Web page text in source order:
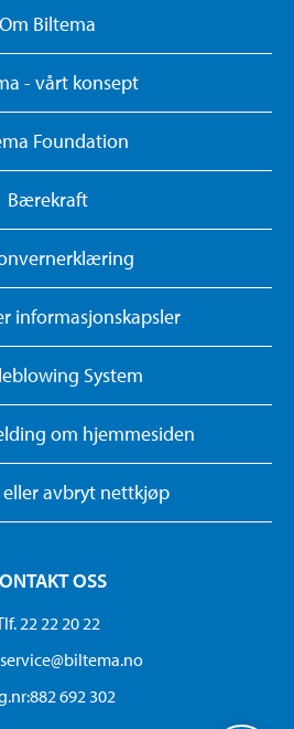
Om Biltema
- vårt konsept
Foundation
Bærekraft
informasjonskapsler
System
om hjemmesiden
avbryt nettkjøp
OSS
22 22 20 22
692 302